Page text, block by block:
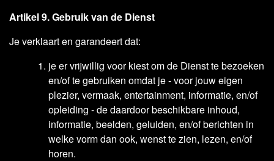
Artikel 9. Gebruik van de Dienst
Je verklaart en garandeert dat:
je er vrijwillig voor kiest om de Dienst te bezoeken
en/of te gebruiken omdat je - voor jouw eigen
plezier, vermaak, entertainment, informatie, en/of
opleiding - de daardoor beschikbare inhoud,
informatie, beelden, geluiden, en/of berichten in
welke vorm dan ook, wenst te zien, lezen, en/of
horen.